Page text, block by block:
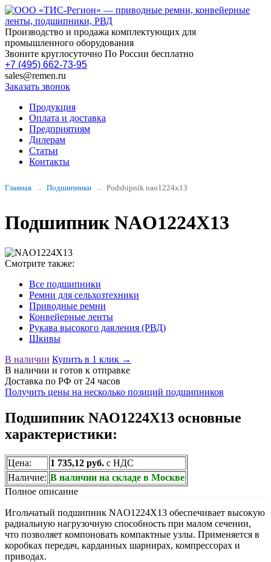
Производство и продажа комплектующих для
промышленного оборудования
Звоните круглосуточно По России бесплатно
+7 (495) 662-73-95
sales@remen.ru
Заказать звонок
Продукция
Оплата и доставка
Предприятиям
Дилерам
Статьи
Контакты
Главная Подшипники Podshipnik nao1224x13
Подшипник NAO1224X13
Смотрите также:
Все подшипники
Ремни для сельхозтехники
Приводные ремни
Конвейерные ленты
Рукава высокого давления (РВД)
Шкивы
В наличии Купить в 1 клик →
В наличии и готов к отправке
Доставка по РФ от 24 часов
Получить цены на несколько позиций подшипников
Подшипник NAO1224X13 основные
характеристики:
Цена: 1 735,12 руб. с НДС
Наличие: В наличии на складе в Москве
Полное описание
Игольчатый подшипник NAO1224X13 обеспечивает высокую
радиальную нагрузочную способность при малом сечении,
что позволяет компоновать компактные узлы. Применяется в
коробках передач, карданных шарнирах, компрессорах и
приводах.